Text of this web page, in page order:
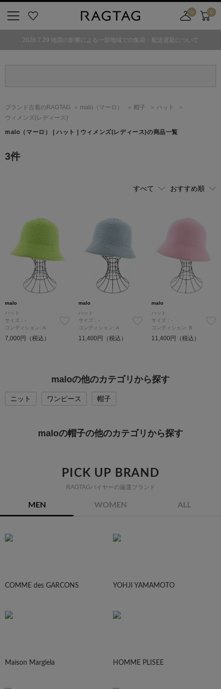
気
0
舗
カ
ト
0
2026.7.29 地震の影響による一部地域での集荷・配送遅延について
ブランド古着のRAGTAG malo （マーロ） 帽子
ハット
ウィメンズ(レディース)
malo （マーロ） | ハット | ウィメンズ(レディース)の商品一覧
3件
malo
ハット
サイズ：-
コンディション: A
7,000円（税込）
malo
ハット
サイズ：-
コンディション: A
11,400円（税込）
malo
ハット
サイズ：-
コンディション: B
11,400円（税込）
maloの他のカテゴリから探す
ニット ワンピース 帽子
maloの帽子の他のカテゴリから探す
PICK UP BRAND
RAGTAGバイヤーの厳選ブランド
MEN WOMEN ALL
COMME des GARCONS YOHJI YAMAMOTO
Maison Margiela HOMME PLISEE